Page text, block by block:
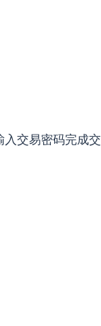
交易密码完成交